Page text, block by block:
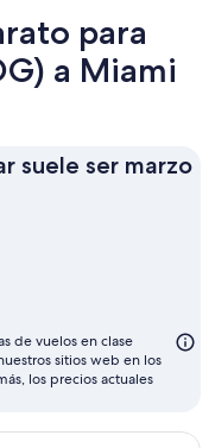
para
a Miami
suele ser marzoEl
de vuelos en clase
sitios web en los
los precios actuales